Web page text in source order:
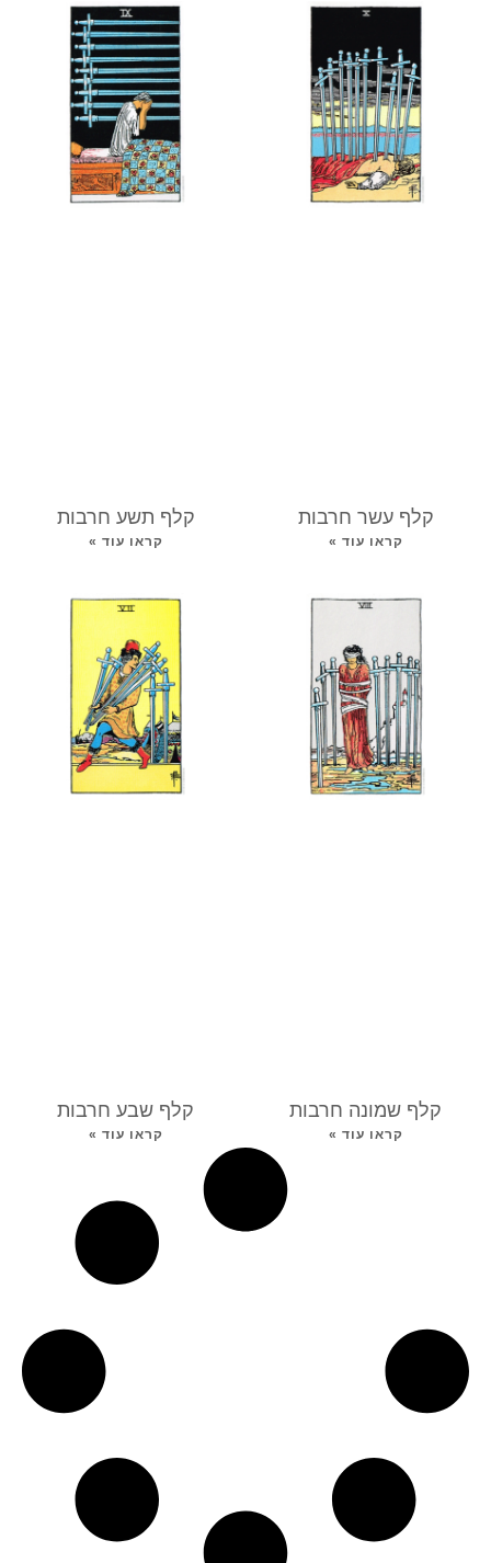
קלף עשר חרבות
קראו עוד »
קלף תשע חרבות
קראו עוד »
קלף שמונה חרבות
קראו עוד »
קלף שבע חרבות
קראו עוד »